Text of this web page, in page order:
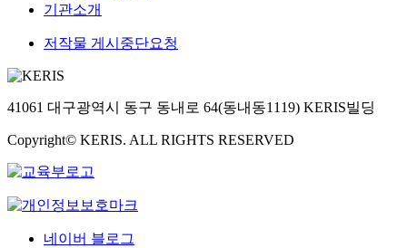
기관소개
저작물 게시중단요청
41061 대구광역시 동구 동내로 64(동내동1119) KERIS빌딩
Copyright© KERIS. ALL RIGHTS RESERVED
네이버 블로그